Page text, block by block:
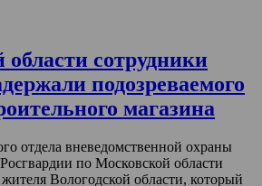
сотрудники
подозреваемого
магазина
отдела вневедомственной охраны
по Московской области
Вологодской области, который